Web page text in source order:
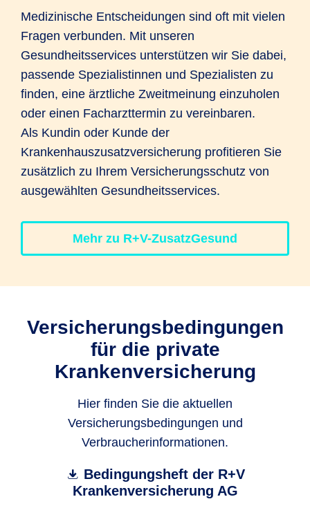
Medizinische Entscheidungen sind oft mit vielen
Fragen verbunden. Mit unseren
Gesundheitsservices unterstützen wir Sie dabei,
passende Spezialistinnen und Spezialisten zu
finden, eine ärztliche Zweitmeinung einzuholen
oder einen Facharzttermin zu vereinbaren.
Als Kundin oder Kunde der
Krankenhauszusatzversicherung profitieren Sie
zusätzlich zu Ihrem Versicherungsschutz von
ausgewählten Gesundheitsservices.
Mehr zu R+V-ZusatzGesund
Versicherungs­bedingungen
für die private
Krankenversicherung
Hier finden Sie die aktuellen
Versicherungsbedingungen und
Verbraucherinformationen.
Bedingungsheft der R+V
Krankenversicherung AG